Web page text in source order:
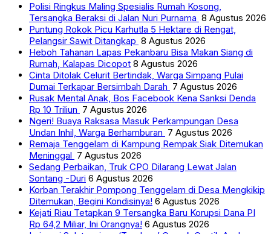
Polisi Ringkus Maling Spesialis Rumah Kosong,
Tersangka Beraksi di Jalan Nuri Purnama 8 Agustus 2026
Puntung Rokok Picu Karhutla 5 Hektare di Rengat,
Pelangsir Sawit Ditangkap 8 Agustus 2026
Heboh Tahanan Lapas Pekanbaru Bisa Makan Siang di
Rumah, Kalapas Dicopot 8 Agustus 2026
Cinta Ditolak Celurit Bertindak, Warga Simpang Pulai
Dumai Terkapar Bersimbah Darah 7 Agustus 2026
Rusak Mental Anak, Bos Facebook Kena Sanksi Denda
Rp 10 Triliun 7 Agustus 2026
Ngeri! Buaya Raksasa Masuk Perkampungan Desa
Undan Inhil, Warga Berhamburan 7 Agustus 2026
Remaja Tenggelam di Kampung Rempak Siak Ditemukan
Meninggal 7 Agustus 2026
Sedang Perbaikan, Truk CPO Dilarang Lewat Jalan
Sontang -Duri 6 Agustus 2026
Korban Terakhir Pompong Tenggelam di Desa Mengkikip
Ditemukan, Begini Kondisinya! 6 Agustus 2026
Kejati Riau Tetapkan 9 Tersangka Baru Korupsi Dana PI
Rp 64,2 Miliar, Ini Orangnya! 6 Agustus 2026